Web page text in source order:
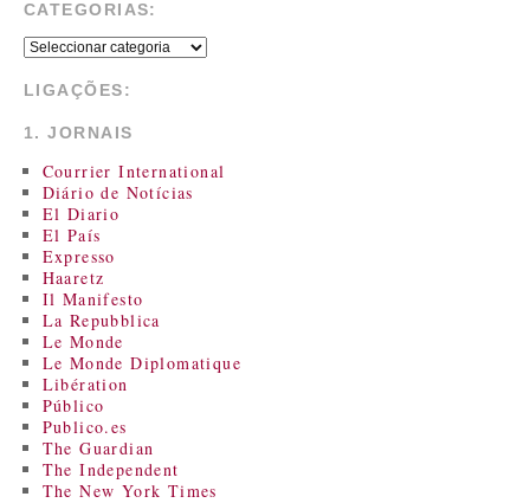
CATEGORIAS:
LIGAÇÕES:
1. JORNAIS
Courrier International
Diário de Notícias
El Diario
El País
Expresso
Haaretz
Il Manifesto
La Repubblica
Le Monde
Le Monde Diplomatique
Libération
Público
Publico.es
The Guardian
The Independent
The New York Times